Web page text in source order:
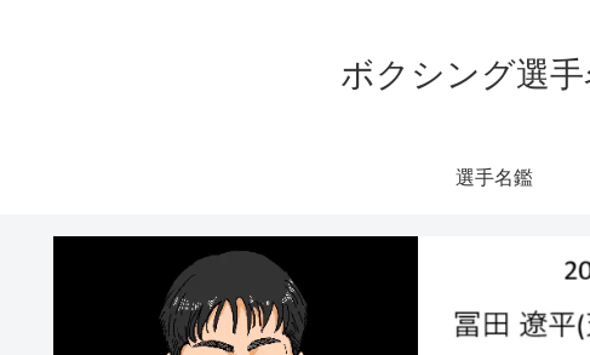
ボクシング選
選手名鑑